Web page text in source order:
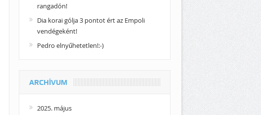
rangadón!
Dia korai gólja 3 pontot ért az Empoli
vendégeként!
Pedro elnyűhetetlen!:-)
ARCHÍVUM
2025. május